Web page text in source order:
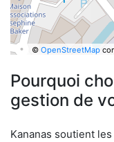
© OpenStreetMap
Pourquoi
gestion de
Kananas soutient